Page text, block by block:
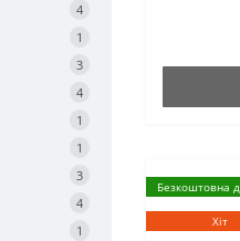
4
1
3
4
1
1
3
4
1
Безкоштовна
Хіт